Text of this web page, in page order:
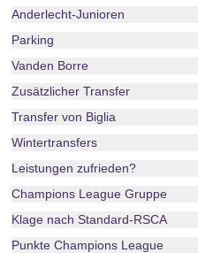
Anderlecht-Junioren
Parking
Vanden Borre
Zusätzlicher Transfer
Transfer von Biglia
Wintertransfers
Leistungen zufrieden?
Champions League Gruppe
Klage nach Standard-RSCA
Punkte Champions League